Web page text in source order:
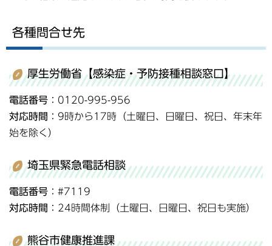
各種問合せ先
厚生労働省【感染症・予防接種相談窓口】
電話番号 ：0120-995-956
対応時間 ：9時から17時（土曜日、日曜日、祝日、年末年
始を除く）
埼玉県緊急電話相談
電話番号 ：#7119
対応時間 ：24時間体制（土曜日、日曜日、祝日も実施）
熊谷市健康推進課